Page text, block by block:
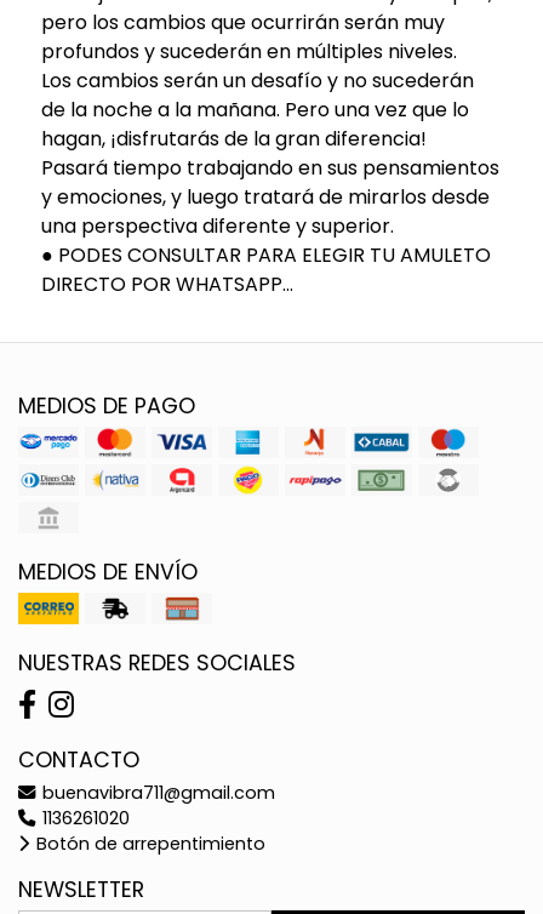
pero los cambios que ocurrirán serán muy
profundos y sucederán en múltiples niveles.
Los cambios serán un desafío y no sucederán
de la noche a la mañana. Pero una vez que lo
hagan, ¡disfrutarás de la gran diferencia!
Pasará tiempo trabajando en sus pensamientos
y emociones, y luego tratará de mirarlos desde
una perspectiva diferente y superior.
● PODES CONSULTAR PARA ELEGIR TU AMULETO
DIRECTO POR WHATSAPP...
MEDIOS DE PAGO
MEDIOS DE ENVÍO
NUESTRAS REDES SOCIALES
CONTACTO
buenavibra711@gmail.com
1136261020
Botón de arrepentimiento
NEWSLETTER